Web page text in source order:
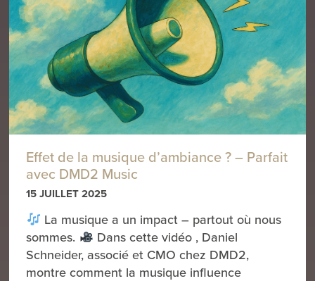
Effet de la musique d’ambiance ? – Parfait
avec DMD2 Music
15 JUILLET 2025
La musique a un impact – partout où nous
sommes.
Dans cette vidéo , Daniel
Schneider, associé et CMO chez DMD2,
montre comment la musique influence